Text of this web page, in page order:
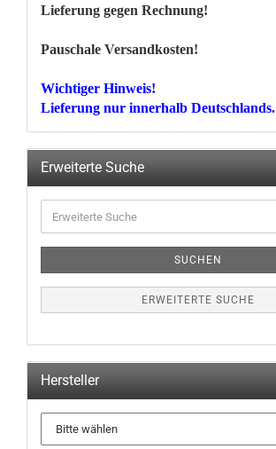
Lieferung gegen Rechnung!
Pauschale Versandkosten!
Wichtiger Hinweis!
Lieferung nur innerhalb Deutschlands.
Erweiterte Suche
Suche
SUCHEN
ERWEITERTE SUCHE
Hersteller